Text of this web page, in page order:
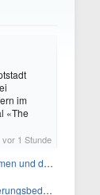
im
«The
vor 1 Stunde
Investoren